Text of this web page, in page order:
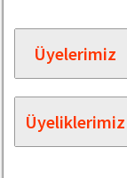
Üyelerimiz
Üyeliklerimiz